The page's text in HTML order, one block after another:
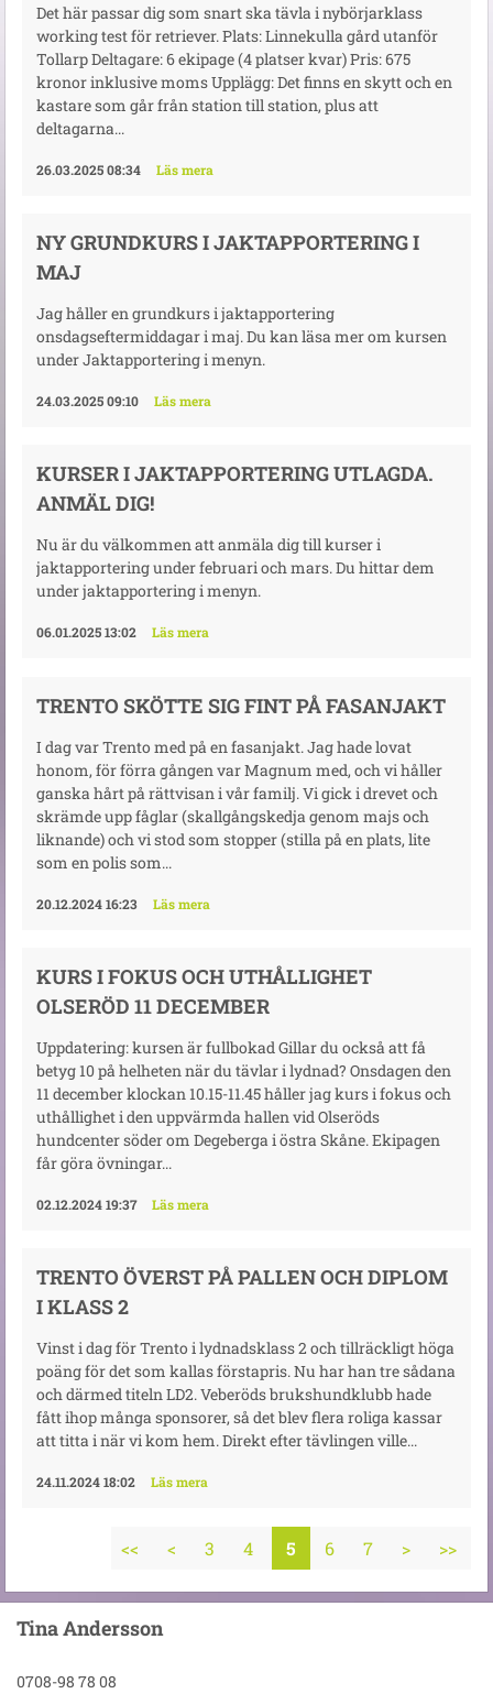
Det här passar dig som snart ska tävla i nybörjarklass
working test för retriever. Plats: Linnekulla gård utanför
Tollarp Deltagare: 6 ekipage (4 platser kvar) Pris: 675
kronor inklusive moms Upplägg: Det finns en skytt och en
kastare som går från station till station, plus att
deltagarna...
26.03.2025 08:34 Läs mera
NY GRUNDKURS I JAKTAPPORTERING I
MAJ
Jag håller en grundkurs i jaktapportering
onsdagseftermiddagar i maj. Du kan läsa mer om kursen
under Jaktapportering i menyn.
24.03.2025 09:10 Läs mera
KURSER I JAKTAPPORTERING UTLAGDA.
ANMÄL DIG!
Nu är du välkommen att anmäla dig till kurser i
jaktapportering under februari och mars. Du hittar dem
under jaktapportering i menyn.
06.01.2025 13:02 Läs mera
TRENTO SKÖTTE SIG FINT PÅ FASANJAKT
I dag var Trento med på en fasanjakt. Jag hade lovat
honom, för förra gången var Magnum med, och vi håller
ganska hårt på rättvisan i vår familj. Vi gick i drevet och
skrämde upp fåglar (skallgångskedja genom majs och
liknande) och vi stod som stopper (stilla på en plats, lite
som en polis som...
20.12.2024 16:23 Läs mera
KURS I FOKUS OCH UTHÅLLIGHET
OLSERÖD 11 DECEMBER
Uppdatering: kursen är fullbokad Gillar du också att få
betyg 10 på helheten när du tävlar i lydnad? Onsdagen den
11 december klockan 10.15-11.45 håller jag kurs i fokus och
uthållighet i den uppvärmda hallen vid Olseröds
hundcenter söder om Degeberga i östra Skåne. Ekipagen
får göra övningar...
02.12.2024 19:37 Läs mera
TRENTO ÖVERST PÅ PALLEN OCH DIPLOM
I KLASS 2
Vinst i dag för Trento i lydnadsklass 2 och tillräckligt höga
poäng för det som kallas förstapris. Nu har han tre sådana
och därmed titeln LD2. Veberöds brukshundklubb hade
fått ihop många sponsorer, så det blev flera roliga kassar
att titta i när vi kom hem. Direkt efter tävlingen ville...
24.11.2024 18:02 Läs mera
<< < 3 4 5 6 7 > >>
Tina Andersson
0708-98 78 08